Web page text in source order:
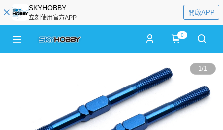
SKYHOBBY
立刻使用官方APP
開啟APP
0
1/1